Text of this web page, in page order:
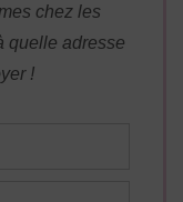
chez les
quelle adresse
!